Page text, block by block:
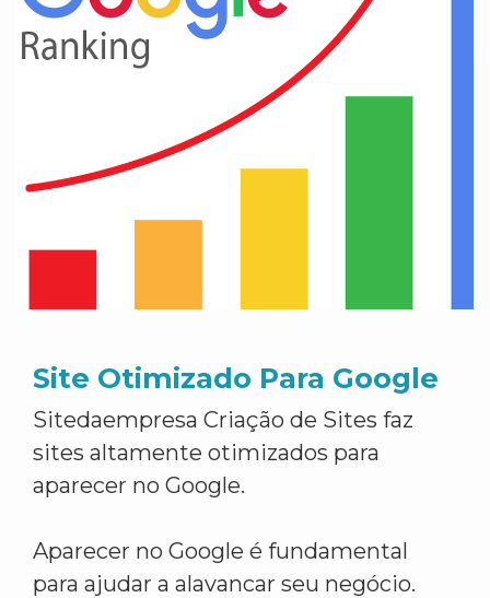
Site Otimizado Para Google
Sitedaempresa Criação de Sites faz
sites altamente otimizados para
aparecer no Google.
Aparecer no Google é fundamental
para ajudar a alavancar seu negócio.